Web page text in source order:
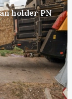
holder PN